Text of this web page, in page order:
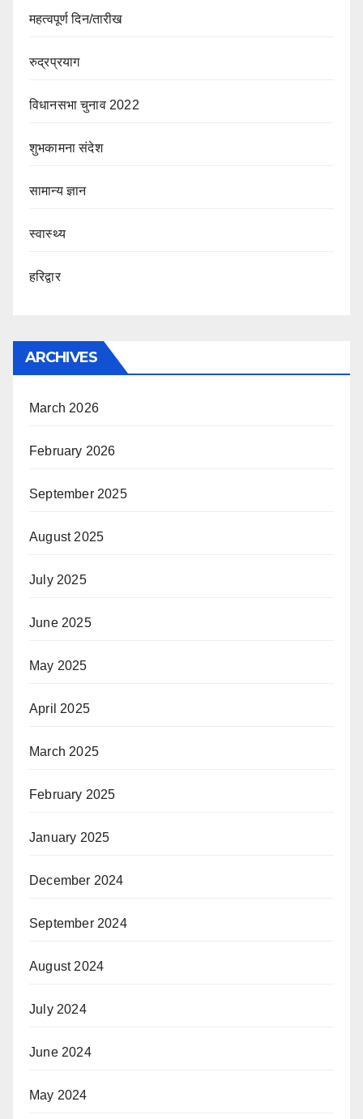
महत्वपूर्ण दिन/तारीख
रुद्रप्रयाग
विधानसभा चुनाव 2022
शुभकामना संदेश
सामान्य ज्ञान
स्वास्थ्य
हरिद्वार
ARCHIVES
March 2026
February 2026
September 2025
August 2025
July 2025
June 2025
May 2025
April 2025
March 2025
February 2025
January 2025
December 2024
September 2024
August 2024
July 2024
June 2024
May 2024